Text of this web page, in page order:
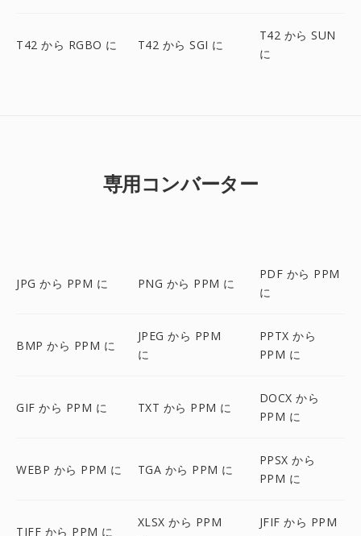
T42 から RGBO に T42 から SGI に
T42 から SUN
に
専用コンバーター
JPG から PPM に PNG から PPM に
PDF から PPM
に
BMP から PPM に
JPEG から PPM
に
PPTX から
PPM に
GIF から PPM に TXT から PPM に
DOCX から
PPM に
WEBP から PPM に TGA から PPM に
PPSX から
PPM に
TIFF から PPM に
XLSX から PPM
JFIF から PPM